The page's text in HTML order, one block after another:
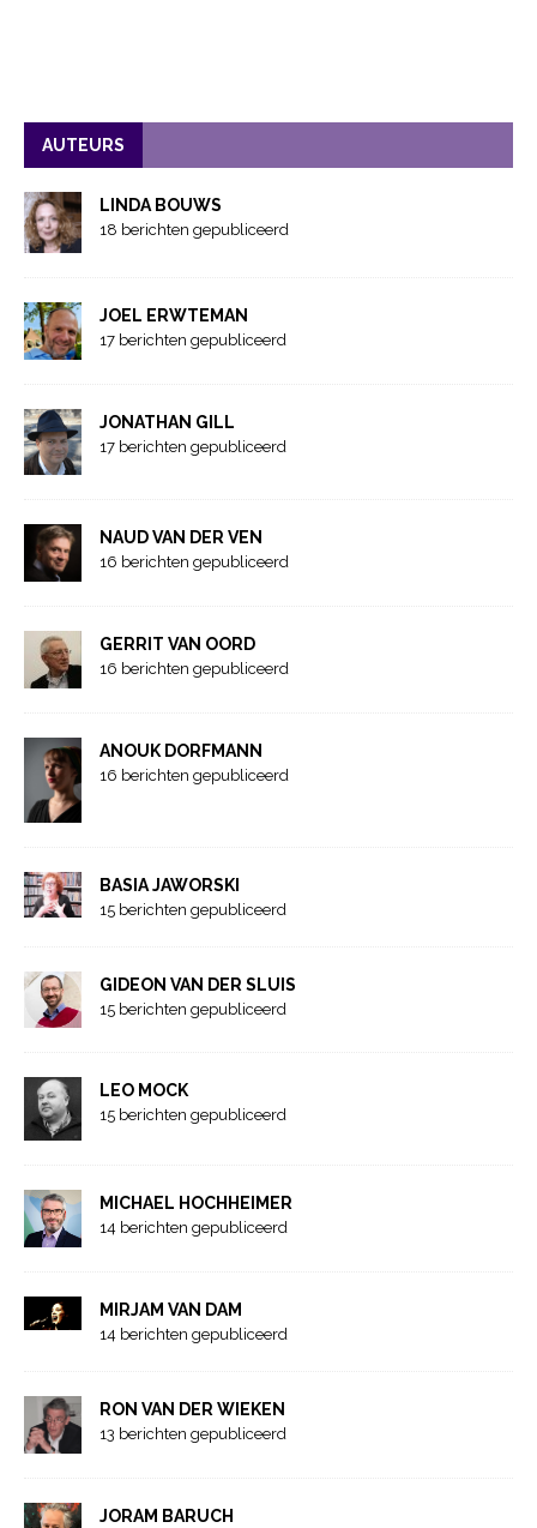
AUTEURS
LINDA BOUWS
18 berichten gepubliceerd
JOEL ERWTEMAN
17 berichten gepubliceerd
JONATHAN GILL
17 berichten gepubliceerd
NAUD VAN DER VEN
16 berichten gepubliceerd
GERRIT VAN OORD
16 berichten gepubliceerd
ANOUK DORFMANN
16 berichten gepubliceerd
BASIA JAWORSKI
15 berichten gepubliceerd
GIDEON VAN DER SLUIS
15 berichten gepubliceerd
LEO MOCK
15 berichten gepubliceerd
MICHAEL HOCHHEIMER
14 berichten gepubliceerd
MIRJAM VAN DAM
14 berichten gepubliceerd
RON VAN DER WIEKEN
13 berichten gepubliceerd
JORAM BARUCH